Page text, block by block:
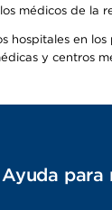
médicos de
en
y centros
Ayuda para